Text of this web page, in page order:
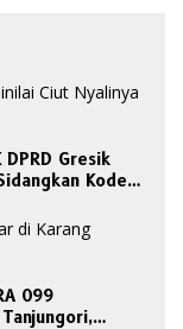
DPRD Gresik
Kode
099